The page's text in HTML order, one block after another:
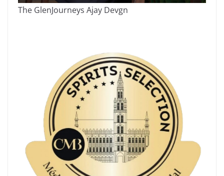
The GlenJourneys Ajay Devgn